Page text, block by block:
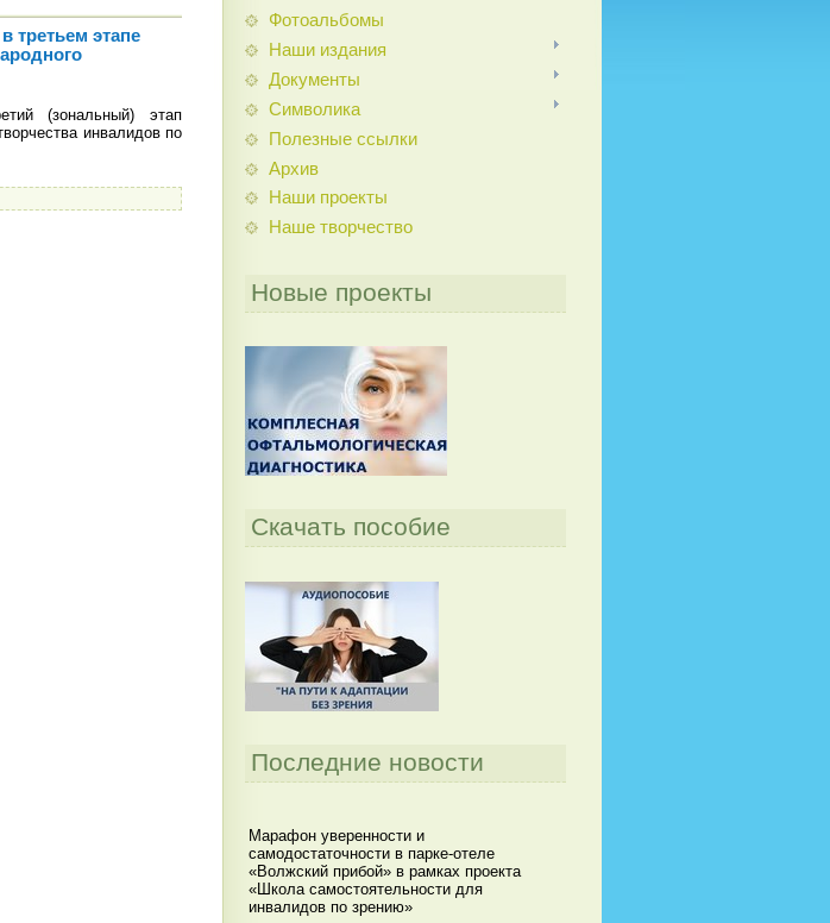
третьем этапе
(зональный) этап
инвалидов по
Фотоальбомы
Наши издания
Документы
Символика
Полезные ссылки
Архив
Наши проекты
Наше творчество
Новые проекты
Скачать пособие
Последние новости
Марафон уверенности и
самодостаточности в парке-отеле
«Волжский прибой» в рамках проекта
«Школа самостоятельности для
инвалидов по зрению»